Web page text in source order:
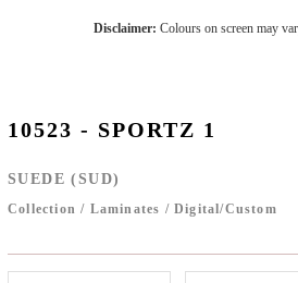
Disclaimer: Colours on screen may
10523 - SPORTZ 1
SUEDE (SUD)
Collection / Laminates / Digital/Custom